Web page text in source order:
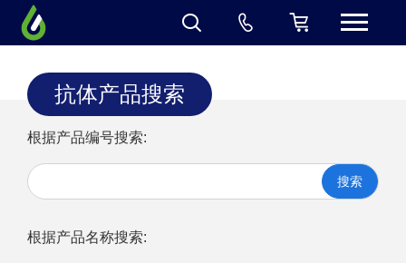
抗体产品搜索
根据产品编号搜索:
搜索
根据产品名称搜索: